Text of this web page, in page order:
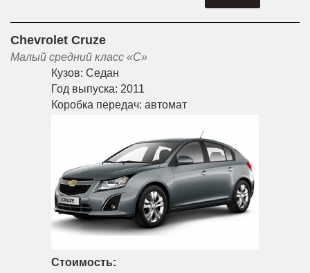
Chevrolet Cruze
Малый средний класс «С»
Кузов: Седан
Год выпуска: 2011
Коробка передач: автомат
Стоимость: